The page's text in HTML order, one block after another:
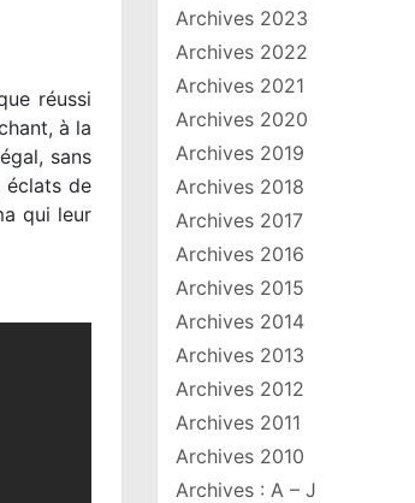
réussi
à la
sans
éclats de
qui leur
Archives 2023
Archives 2022
Archives 2021
Archives 2020
Archives 2019
Archives 2018
Archives 2017
Archives 2016
Archives 2015
Archives 2014
Archives 2013
Archives 2012
Archives 2011
Archives 2010
Archives : A – J